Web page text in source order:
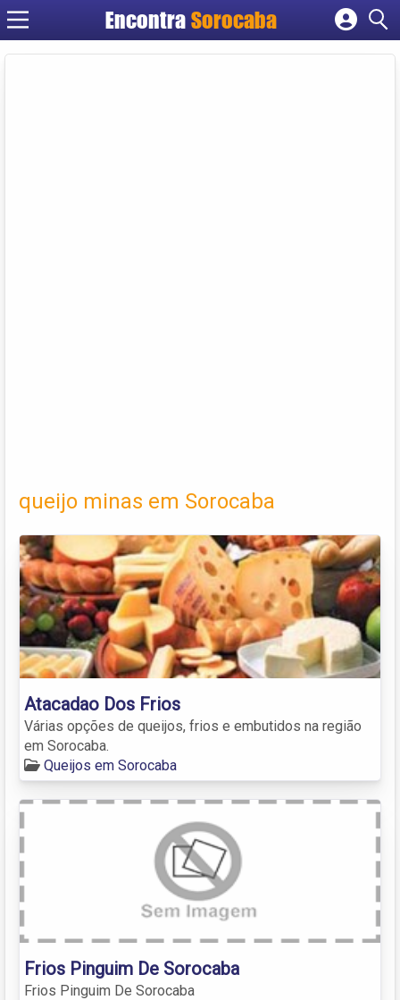
EncontraSorocaba
Cadastrar empresa
queijo minas em Sorocaba
Atacadao Dos Frios
Várias opções de queijos, frios e embutidos na região
em Sorocaba.
Queijos em Sorocaba
Frios Pinguim De Sorocaba
Frios Pinguim De Sorocaba